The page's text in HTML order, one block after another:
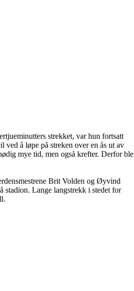
strekket, var hun fortsatt
ved å løpe på streken over en ås ut av
mye tid, men også krefter. Derfor ble
Brit Volden og Øyvind
stadion. Lange langstrekk i stedet for